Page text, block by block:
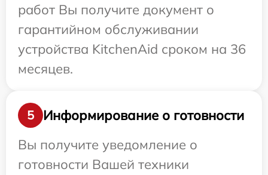
работ Вы получите документ о
гарантийном обслуживании
устройства KitchenAid сроком на 36
месяцев.
5
Информирование о готовности
Вы получите уведомление о
готовности Вашей техники